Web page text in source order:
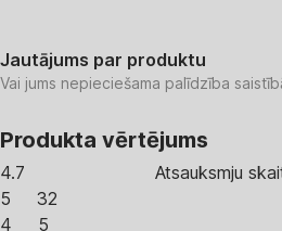
Jautājums par produktu
Vai jums nepieciešama palīdzība
Produkta vērtējums
4.7 Atsauksmju
5
32
4
5